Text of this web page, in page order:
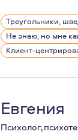
Со-автор
До начала
Я не замужем и
Треугольники,
Не знаю, но мне
Клиент-
Евгения
Психолог,